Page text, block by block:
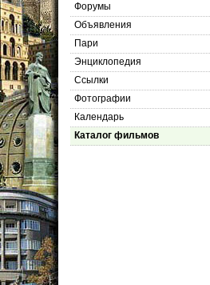
Форумы
Объявления
Пари
Энциклопедия
Cсылки
Фотографии
Календарь
Каталог фильмов